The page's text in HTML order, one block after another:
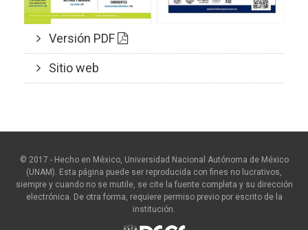
Versión PDF
Sitio web
© 2017 - Hecho en México, Universidad Nacional Autónoma de México
(UNAM). Esta página puede ser reproducida con fines no lucrativos,
siempre y cuando no se mutile, se cite la fuente completa y su dirección
electrónica. De otra forma, requiere permiso previo por escrito de la
institución.